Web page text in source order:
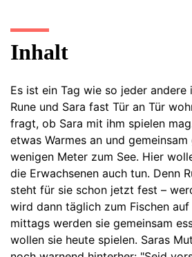
Inhalt
Es ist ein Tag wie so jeder
Rune und Sara fast Tür an Tür
fragt, ob Sara mit ihm spielen
etwas Warmes an und
wenigen Meter zum See. Hier
die Erwachsenen auch tun. Denn
steht für sie schon jetzt fest –
wird dann täglich zum Fischen auf
mittags werden sie gemeinsam
wollen sie heute spielen. Saras